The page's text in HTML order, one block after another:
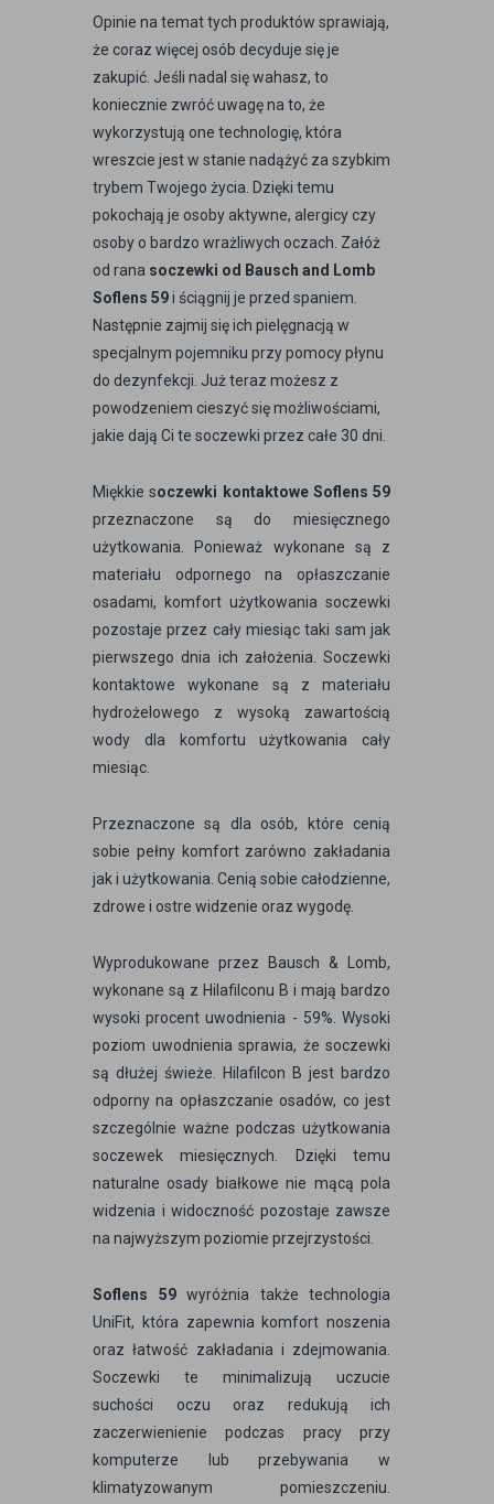
Opinie na temat tych produktów sprawiają,
że coraz więcej osób decyduje się je
zakupić. Jeśli nadal się wahasz, to
koniecznie zwróć uwagę na to, że
wykorzystują one technologię, która
wreszcie jest w stanie nadążyć za szybkim
trybem Twojego życia. Dzięki temu
pokochają je osoby aktywne, alergicy czy
osoby o bardzo wrażliwych oczach. Załóż
od rana soczewki od Bausch and Lomb
Soflens 59i ściągnij je przed spaniem.
Następnie zajmij się ich pielęgnacją w
specjalnym pojemniku przy pomocy płynu
do dezynfekcji. Już teraz możesz z
powodzeniem cieszyć się możliwościami,
jakie dają Ci te soczewki przez całe 30 dni.
Miękkie soczewki kontaktowe Soflens 59
przeznaczone są do miesięcznego
użytkowania. Ponieważ wykonane są z
materiału odpornego na opłaszczanie
osadami, komfort użytkowania soczewki
pozostaje przez cały miesiąc taki sam jak
pierwszego dnia ich założenia. Soczewki
kontaktowe wykonane są z materiału
hydrożelowego z wysoką zawartością
wody dla komfortu użytkowania cały
miesiąc.
Przeznaczone są dla osób, które cenią
sobie pełny komfort zarówno zakładania
jak i użytkowania. Cenią sobie całodzienne,
zdrowe i ostre widzenie oraz wygodę.
Wyprodukowane przez Bausch & Lomb,
wykonane są z Hilafilconu B i mają bardzo
wysoki procent uwodnienia - 59%. Wysoki
poziom uwodnienia sprawia, że soczewki
są dłużej świeże. Hilafilcon B jest bardzo
odporny na opłaszczanie osadów, co jest
szczególnie ważne podczas użytkowania
soczewek miesięcznych. Dzięki temu
naturalne osady białkowe nie mącą pola
widzenia i widoczność pozostaje zawsze
na najwyższym poziomie przejrzystości.
Soflens 59 wyróżnia także technologia
UniFit, która zapewnia komfort noszenia
oraz łatwość zakładania i zdejmowania.
Soczewki te minimalizują uczucie
suchości oczu oraz redukują ich
zaczerwienienie podczas pracy przy
komputerze lub przebywania w
klimatyzowanym pomieszczeniu.